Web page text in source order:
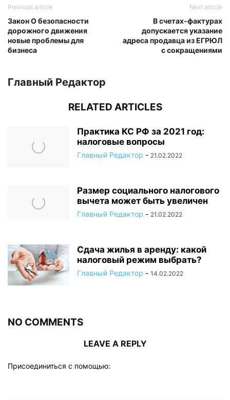
Previous article
Закон О безопасности
дорожного движения
новые проблемы для
бизнеса
Next article
В счетах-фактурах
допускается указание
адреса продавца из ЕГРЮЛ
с сокращениями
Главный Редактор
RELATED ARTICLES
Практика КС РФ за 2021 год:
налоговые вопросы
Главный Редактор - 21.02.2022
Размер социального налогового
вычета может быть увеличен
Главный Редактор - 21.02.2022
Сдача жилья в аренду: какой
налоговый режим выбрать?
Главный Редактор - 14.02.2022
NO COMMENTS
LEAVE A REPLY
Присоединиться с помощью: